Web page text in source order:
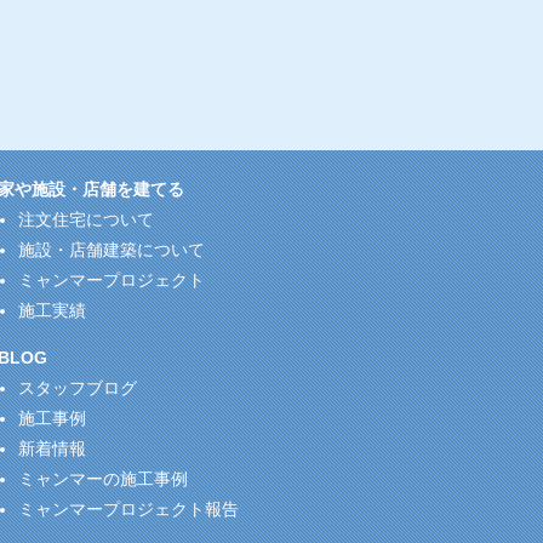
や施設・店舗を建てる
注文住宅について
施設・店舗建築について
ミャンマープロジェクト
施工実績
スタッフブログ
施工事例
新着情報
ミャンマーの施工事例
ミャンマープロジェクト報告